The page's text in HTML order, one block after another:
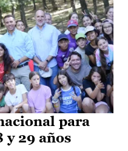
para
y 29 años